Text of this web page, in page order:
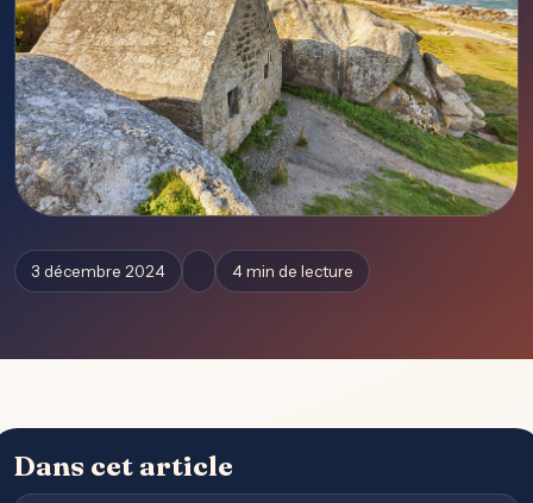
3 décembre 2024 4 min de lecture
Dans cet article